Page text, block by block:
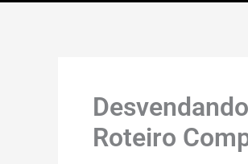
Roteiro